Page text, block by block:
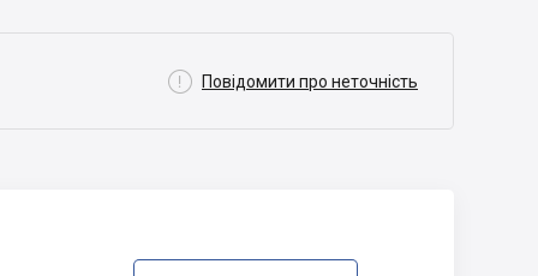
 Повідомити про неточність